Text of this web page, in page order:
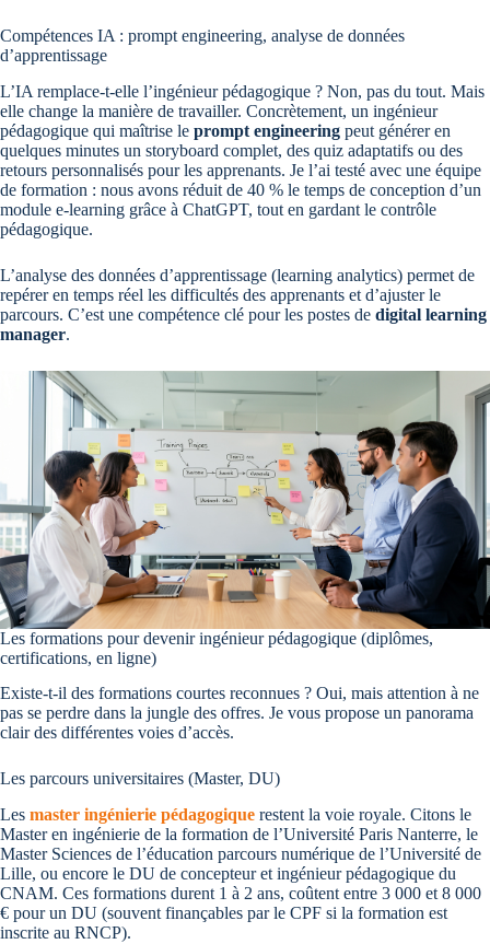
Compétences IA : prompt engineering, analyse de données
d’apprentissage
L’IA remplace-t-elle l’ingénieur pédagogique ? Non, pas du tout. Mais
elle change la manière de travailler. Concrètement, un ingénieur
pédagogique qui maîtrise le prompt engineering peut générer en
quelques minutes un storyboard complet, des quiz adaptatifs ou des
retours personnalisés pour les apprenants. Je l’ai testé avec une équipe
de formation : nous avons réduit de 40 % le temps de conception d’un
module e-learning grâce à ChatGPT, tout en gardant le contrôle
pédagogique.
L’analyse des données d’apprentissage (learning analytics) permet de
repérer en temps réel les difficultés des apprenants et d’ajuster le
parcours. C’est une compétence clé pour les postes de digital learning
manager.
Les formations pour devenir ingénieur pédagogique (diplômes,
certifications, en ligne)
Existe-t-il des formations courtes reconnues ? Oui, mais attention à ne
pas se perdre dans la jungle des offres. Je vous propose un panorama
clair des différentes voies d’accès.
Les parcours universitaires (Master, DU)
Les master ingénierie pédagogique restent la voie royale. Citons le
Master en ingénierie de la formation de l’Université Paris Nanterre, le
Master Sciences de l’éducation parcours numérique de l’Université de
Lille, ou encore le DU de concepteur et ingénieur pédagogique du
CNAM. Ces formations durent 1 à 2 ans, coûtent entre 3 000 et 8 000
€ pour un DU (souvent finançables par le CPF si la formation est
inscrite au RNCP).